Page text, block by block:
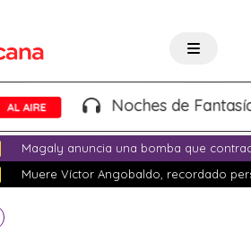
Noches de Fantasía -
Magaly anuncia una bomba que
Muere Víctor Angobaldo, recordado